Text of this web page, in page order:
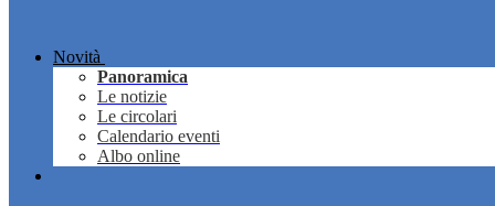
Novità
Panoramica
Le notizie
Le circolari
Calendario eventi
Albo online